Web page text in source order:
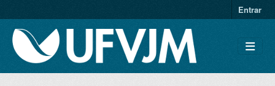
Entrar